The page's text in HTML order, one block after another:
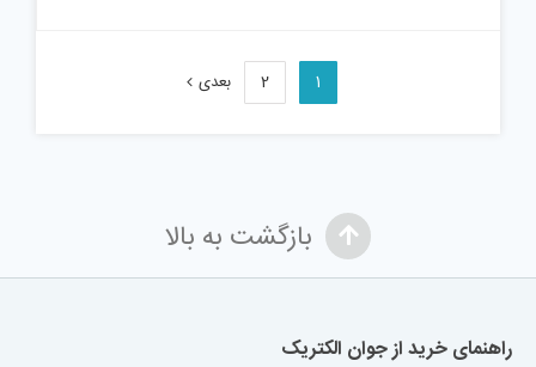
1
2 بعدی
بازگشت به بالا
راهنمای خرید از جوان الکتریک